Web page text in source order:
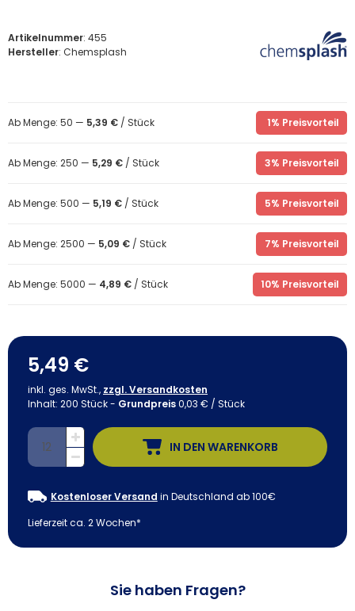
Artikelnummer: 455
Hersteller: Chemsplash
Ab Menge: 50 — 5,39 € / Stück 1% Preisvorteil
Ab Menge: 250 — 5,29 € / Stück 3% Preisvorteil
Ab Menge: 500 — 5,19 € / Stück 5% Preisvorteil
Ab Menge: 2500 — 5,09 € / Stück 7% Preisvorteil
Ab Menge: 5000 — 4,89 € / Stück 10% Preisvorteil
5,49 €
inkl. ges. MwSt., zzgl. Versandkosten
Inhalt: 200 Stück- Grundpreis0,03 € / Stück
IN DEN WARENKORB
Kostenloser Versand in Deutschland ab 100€
Lieferzeit ca. 2 Wochen*
Sie haben Fragen?